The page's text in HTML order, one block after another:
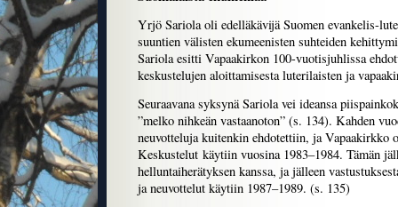
Yrjö Sariola oli edelläkävijä Suomen evankelis-
suuntien välisten ekumeenisten suhteiden
Sariola esitti Vapaakirkon 100-vuotisjuhlissa
keskustelujen aloittamisesta luterilaisten ja
Seuraavana syksynä Sariola vei ideansa
”melko nihkeän vastaanoton” (s. 134). Kahden
neuvotteluja kuitenkin ehdotettiin, ja Vapaakirkko
Keskustelut käytiin vuosina 1983–1984. Tämän
helluntaiherätyksen kanssa, ja jälleen
ja neuvottelut käytiin 1987–1989. (s. 135)